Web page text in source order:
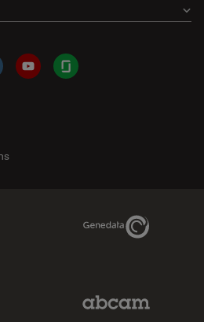
YouTubeGlassdoor
Genedata Link